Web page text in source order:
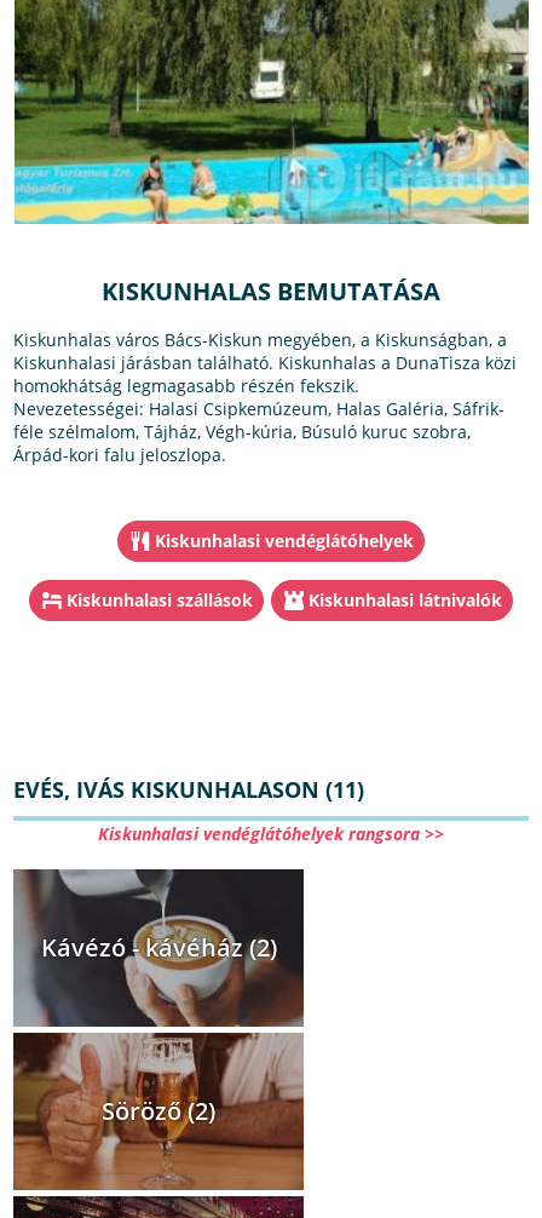
KISKUNHALAS BEMUTATÁSA
Kiskunhalas város Bács-Kiskun megyében, a Kiskunságban, a
Kiskunhalasi járásban található. Kiskunhalas a DunaTisza közi
homokhátság legmagasabb részén fekszik.
Nevezetességei: Halasi Csipkemúzeum, Halas Galéria, Sáfrik-
féle szélmalom, Tájház, Végh-kúria, Búsuló kuruc szobra,
Árpád-kori falu jeloszlopa.
Kiskunhalasi vendéglátóhelyek
Kiskunhalasi szállások Kiskunhalasi látnivalók
EVÉS, IVÁS KISKUNHALASON (11)
Kiskunhalasi vendéglátóhelyek rangsora >>
Kávézó - kávéház (2)
Söröző (2)